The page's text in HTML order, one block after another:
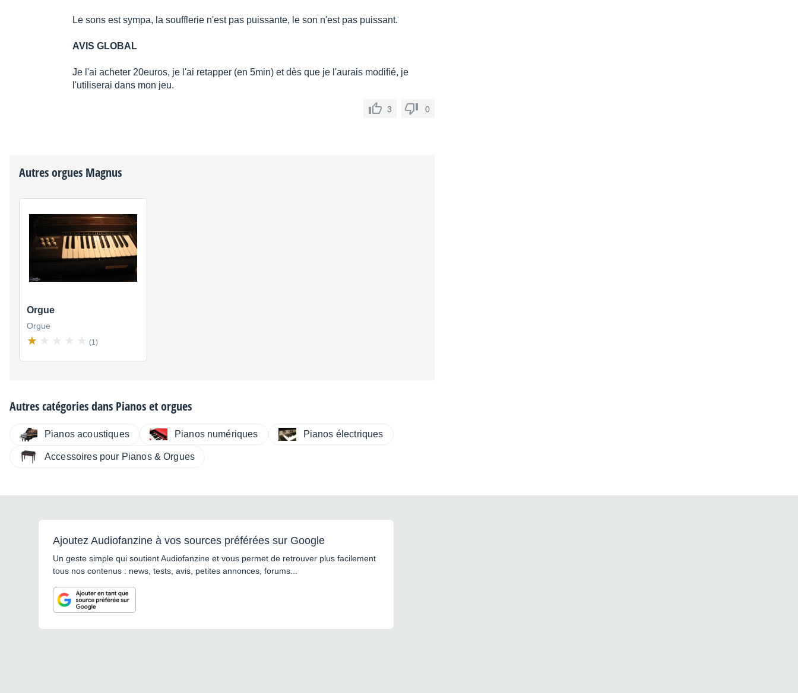
Le sons est sympa, la soufflerie n'est pas puissante, le son n'est pas puissant.
AVIS GLOBAL
Je l'ai acheter 20euros, je l'ai retapper (en 5min) et dès que je l'aurais modifié, je
l'utiliserai dans mon jeu.
3 0
Autres orgues Magnus
Orgue
Orgue
(1)
Autres catégories dans Pianos et orgues
Pianos acoustiques Pianos numériques Pianos électriques
Accessoires pour Pianos & Orgues
Ajoutez Audiofanzine à vos sources préférées sur Google
Un geste simple qui soutient Audiofanzine et vous permet de retrouver plus facilement
tous nos contenus : news, tests, avis, petites annonces, forums...